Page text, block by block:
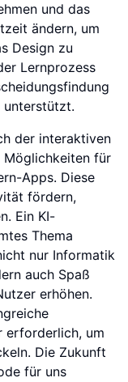
und das
ändern, um
Design zu
Lernprozess
unterstützt.
der interaktiven
Möglichkeiten für
Apps. Diese
fördern,
Ein KI-
Thema
nur Informatik
auch Spaß
erhöhen.
erforderlich, um
Die Zukunft
für uns